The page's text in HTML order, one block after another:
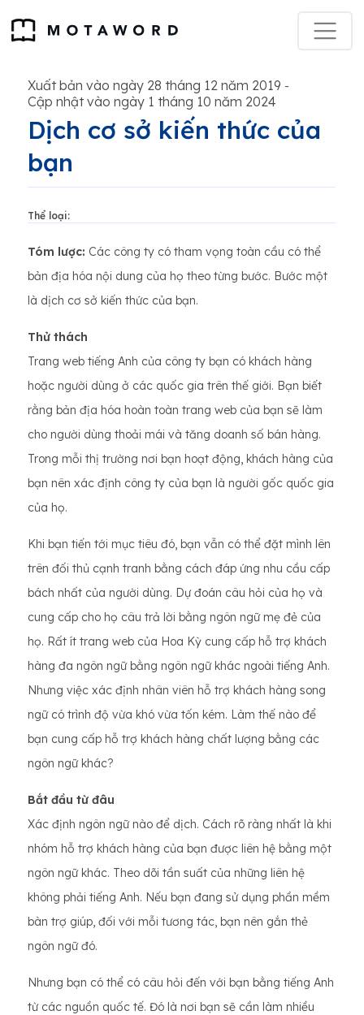
Xuất bản vào ngày 28 tháng 12 năm 2019 -
Cập nhật vào ngày 1 tháng 10 năm 2024
Dịch cơ sở kiến thức của
bạn
Thể loại:
Tóm lược: Các công ty có tham vọng toàn cầu có thể
bản địa hóa nội dung của họ theo từng bước. Bước một
là dịch cơ sở kiến thức của bạn.
Thử thách
Trang web tiếng Anh của công ty bạn có khách hàng
hoặc người dùng ở các quốc gia trên thế giới. Bạn biết
rằng bản địa hóa hoàn toàn trang web của bạn sẽ làm
cho người dùng thoải mái và tăng doanh số bán hàng.
Trong mỗi thị trường nơi bạn hoạt động, khách hàng của
bạn nên xác định công ty của bạn là người gốc quốc gia
của họ.
Khi bạn tiến tới mục tiêu đó, bạn vẫn có thể đặt mình lên
trên đối thủ cạnh tranh bằng cách đáp ứng nhu cầu cấp
bách nhất của người dùng. Dự đoán câu hỏi của họ và
cung cấp cho họ câu trả lời bằng ngôn ngữ mẹ đẻ của
họ. Rất ít trang web của Hoa Kỳ cung cấp hỗ trợ khách
hàng đa ngôn ngữ bằng ngôn ngữ khác ngoài tiếng Anh.
Nhưng việc xác định nhân viên hỗ trợ khách hàng song
ngữ có trình độ vừa khó vừa tốn kém. Làm thế nào để
bạn cung cấp hỗ trợ khách hàng chất lượng bằng các
ngôn ngữ khác?
Bắt đầu từ đâu
Xác định ngôn ngữ nào để dịch. Cách rõ ràng nhất là khi
nhóm hỗ trợ khách hàng của bạn được liên hệ bằng một
ngôn ngữ khác. Theo dõi tần suất của những liên hệ
không phải tiếng Anh. Nếu bạn đang sử dụng phần mềm
bàn trợ giúp, đối với mỗi tương tác, bạn nên gắn thẻ
ngôn ngữ đó.
Nhưng bạn có thể có câu hỏi đến với bạn bằng tiếng Anh
từ các nguồn quốc tế. Đó là nơi bạn sẽ cần làm nhiều